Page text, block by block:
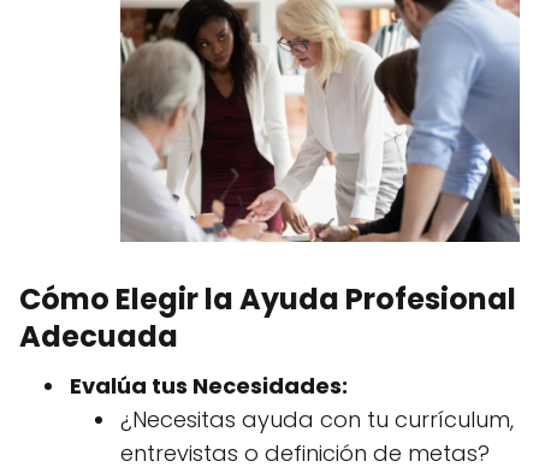
Cómo Elegir la Ayuda Profesional
Adecuada
Evalúa tus Necesidades:
¿Necesitas ayuda con tu currículum,
entrevistas o definición de metas?